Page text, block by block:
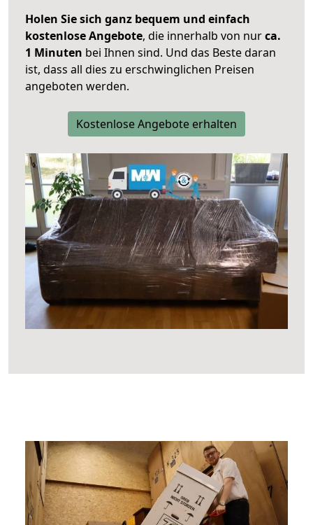
Holen Sie sich ganz bequem und einfach
kostenlose Angebote, die innerhalb von nurca.
1 Minuten bei Ihnen sind. Und das Beste daran
ist, dass all dies zu erschwinglichen Preisen
angeboten werden.
Kostenlose Angebote erhalten